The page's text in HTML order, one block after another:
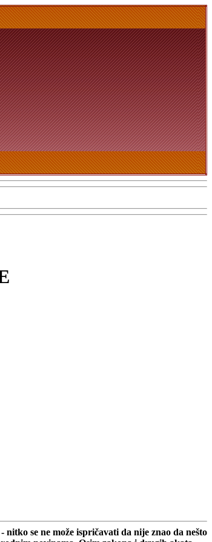
se ne može ispričavati da nije znao da nešto